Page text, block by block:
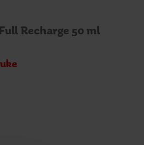
Recharge 50 ml